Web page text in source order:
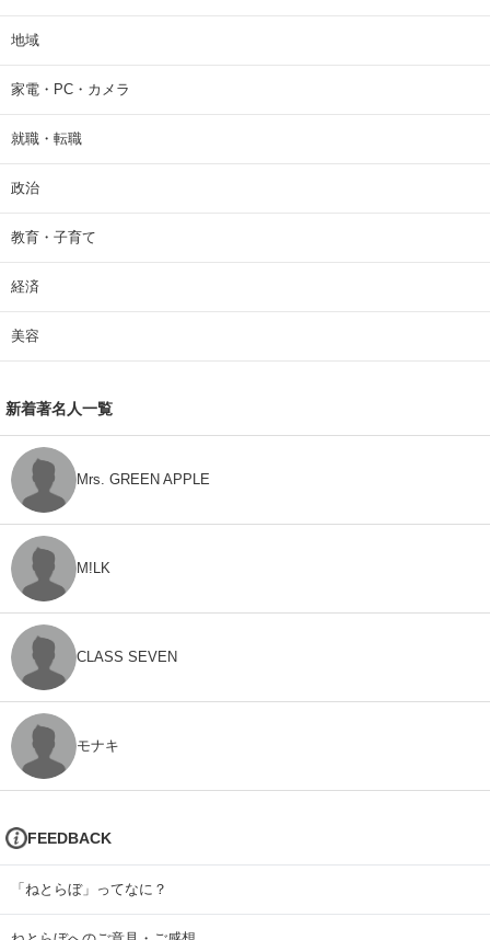
地域
家電・PC・カメラ
就職・転職
政治
教育・子育て
経済
美容
新着著名人一覧
Mrs. GREEN APPLE
M!LK
CLASS SEVEN
モナキ
FEEDBACK
「ねとらぼ」ってなに？